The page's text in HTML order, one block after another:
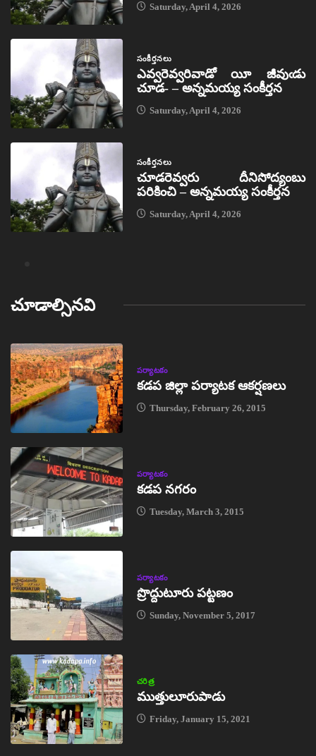
Saturday, April 4, 2026
సంకీర్తనలు
ఎవ్వరెవ్వరివాడో యీ జీవుఁడు
చూడ- – అన్నమయ్య సంకీర్తన
Saturday, April 4, 2026
సంకీర్తనలు
చూడరెవ్వరు దీనిసోద్యంబు
పరికించి – అన్నమయ్య సంకీర్తన
Saturday, April 4, 2026
చూడాల్సినవి
పర్యాటకం
కడప జిల్లా పర్యాటక ఆకర్షణలు
Thursday, February 26, 2015
పర్యాటకం
కడప నగరం
Tuesday, March 3, 2015
పర్యాటకం
ప్రొద్దుటూరు పట్టణం
Sunday, November 5, 2017
చరిత్ర
ముత్తులూరుపాడు
Friday, January 15, 2021